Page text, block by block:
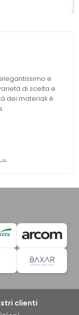
e
di scelta e
dei materiali è
→
clienti